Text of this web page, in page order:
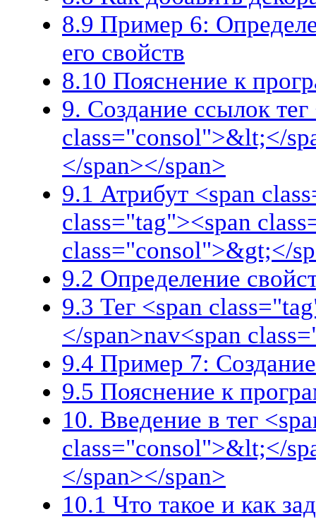
8.9 Пример 6:
его свойств
8.10 Пояснение к
9. Создание ссылок
class="consol">&lt;</
</span></span>
9.1 Атрибут <span
class="tag"><span
class="consol">&gt;</
9.2 Определение
9.3 Тег <span
</span>nav<span
9.4 Пример 7:
9.5 Пояснение к
10. Введение в тег
class="consol">&lt;</
</span></span>
10.1 Что такое и как